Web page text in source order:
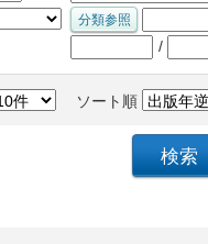
/
ソート順